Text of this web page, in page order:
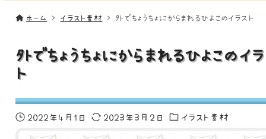
ホーム イラスト素材 外でちょうちょにからまれるひよこのイラスト
外でちょうちょにからまれるひよこのイ
ト
2022年4月1日 2023年3月2日 イラスト素材